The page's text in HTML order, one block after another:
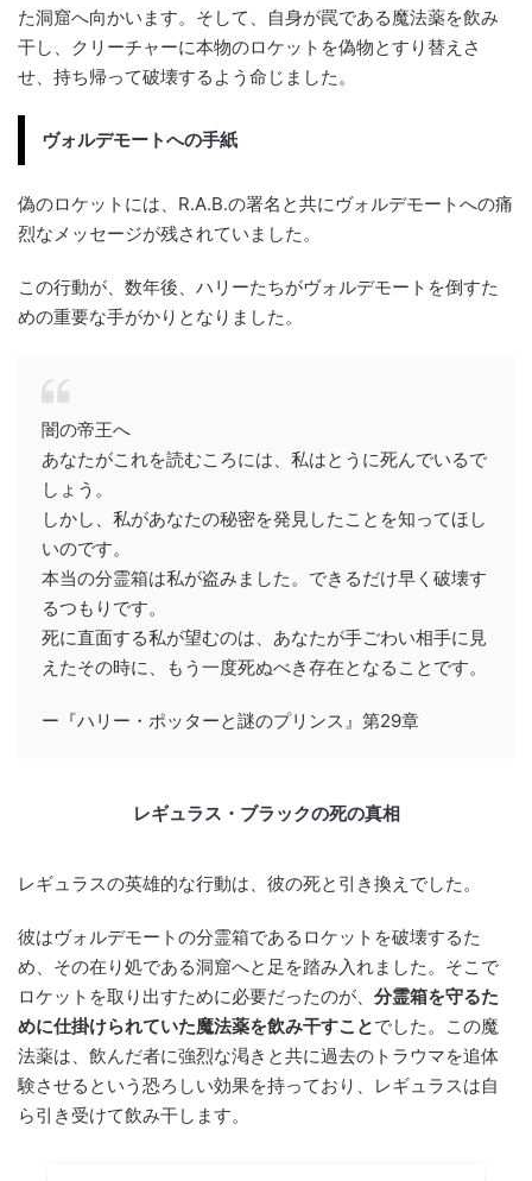
た洞窟へ向かいます。そして、自身が罠である魔法薬を飲み
干し、クリーチャーに本物のロケットを偽物とすり替えさ
せ、持ち帰って破壊するよう命じました。
ヴォルデモートへの手紙
偽のロケットには、R.A.B.の署名と共にヴォルデモートへの痛
烈なメッセージが残されていました。
この行動が、数年後、ハリーたちがヴォルデモートを倒すた
めの重要な手がかりとなりました。
闇の帝王へ
あなたがこれを読むころには、私はとうに死んでいるで
しょう。
しかし、私があなたの秘密を発見したことを知ってほし
いのです。
本当の分霊箱は私が盗みました。できるだけ早く破壊す
るつもりです。
死に直面する私が望むのは、あなたが手ごわい相手に見
えたその時に、もう一度死ぬべき存在となることです。
ー『ハリー・ポッターと謎のプリンス』第29章
レギュラス・ブラックの死の真相
レギュラスの英雄的な行動は、彼の死と引き換えでした。
彼はヴォルデモートの分霊箱であるロケットを破壊するた
め、その在り処である洞窟へと足を踏み入れました。そこで
ロケットを取り出すために必要だったのが、 分霊箱を守るた
めに仕掛けられていた魔法薬を飲み干すことでした。この魔
法薬は、飲んだ者に強烈な渇きと共に過去のトラウマを追体
験させるという恐ろしい効果を持っており、レギュラスは自
ら引き受けて飲み干します。